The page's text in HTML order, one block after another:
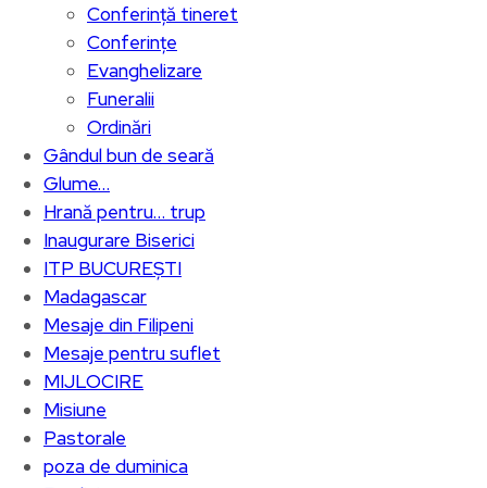
Conferință tineret
Conferințe
Evanghelizare
Funeralii
Ordinări
Gândul bun de seară
Glume…
Hrană pentru… trup
Inaugurare Biserici
ITP BUCUREȘTI
Madagascar
Mesaje din Filipeni
Mesaje pentru suflet
MIJLOCIRE
Misiune
Pastorale
poza de duminica